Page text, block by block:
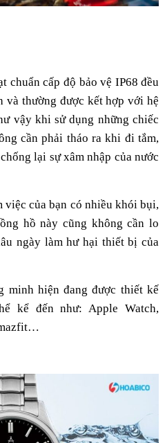
chuẩn cấp độ bảo vệ IP68 đều
và thường được kết hợp với hệ
vậy khi sử dụng những chiếc
cần phải tháo ra khi đi tắm,
lại sự xâm nhập của nước
việc của bạn có nhiều khói bụi,
hồ này cũng không cần lo
ngày làm hư hại thiết bị của
minh hiện đang được thiết kế
kể đến như: Apple Watch,